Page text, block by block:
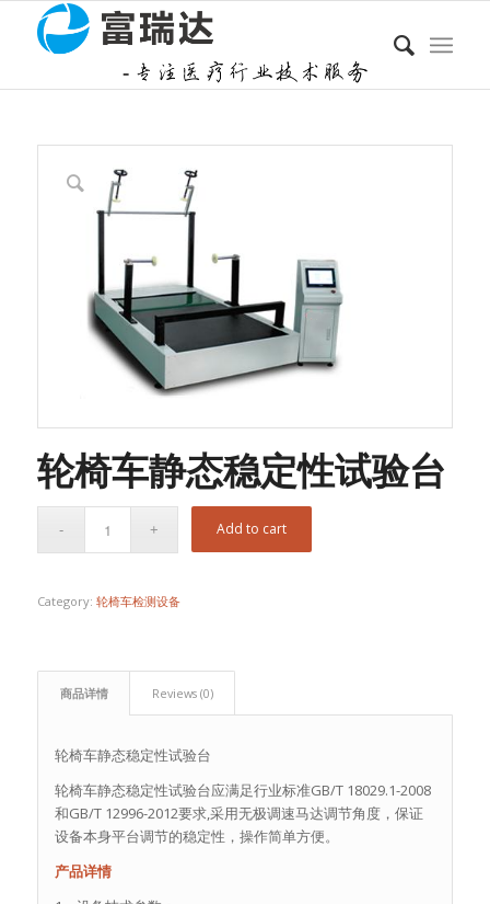
轮椅车静态稳定性试验台
Add to cart
Category: 轮椅车检测设备
商品详情 Reviews (0)
轮椅车静态稳定性试验台
轮椅车静态稳定性试验台应满足行业标准GB/T 18029.1-2008
和GB/T 12996-2012要求,采用无极调速马达调节角度，保证
设备本身平台调节的稳定性，操作简单方便。
产品详情